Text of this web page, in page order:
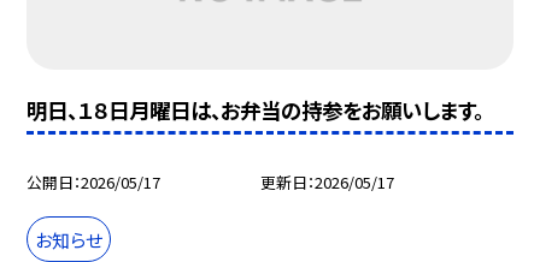
明日、１８日月曜日は、お弁当の持参をお願いします。
公開日 2026/05/17 更新日 2026/05/17
お知らせ